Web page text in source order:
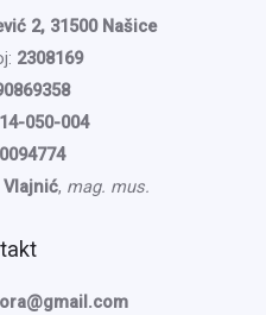
2, 31500 Našice
2308169
14-050-004
Vlajnić, mag. mus.